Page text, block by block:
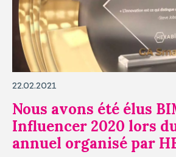
22.02.2021
Nous avons été élus
Influencer 2020 lors
annuel organisé par